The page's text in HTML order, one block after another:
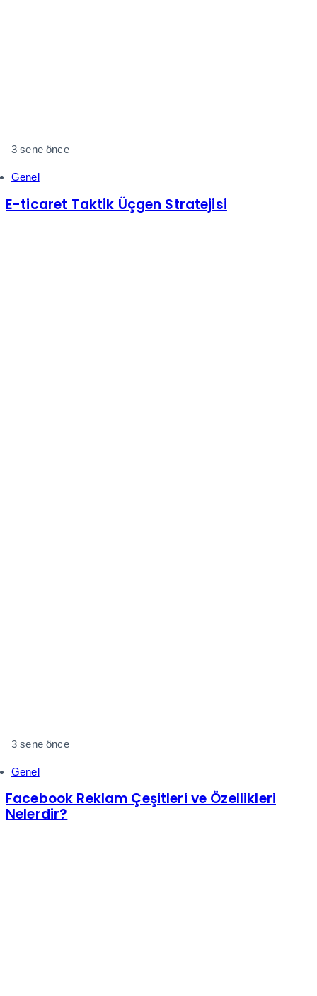
3 sene önce
Genel
E-ticaret Taktik Üçgen Stratejisi
3 sene önce
Genel
Facebook Reklam Çeşitleri ve Özellikleri
Nelerdir?